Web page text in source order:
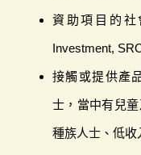
資助項目的社
Investment,
接觸或提供產
士，當中有兒
種族人士、低收